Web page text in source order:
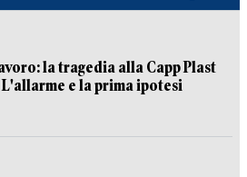
la tragedia alla Capp Plast
e la prima ipotesi